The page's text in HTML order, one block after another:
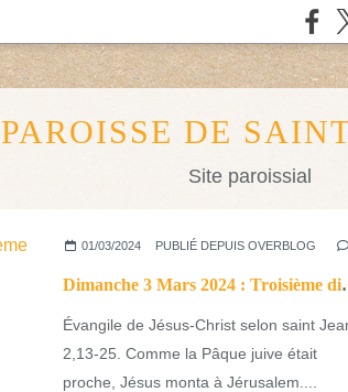
PAROISSE DE
Site paroissial
01/03/2024 PUBLIÉ DEPUIS OVERBLOG
Dimanche 3
Évangile de Jésus-Christ selon saint
2,13-25. Comme la Pâque juive était
proche, Jésus monta à Jérusalem....